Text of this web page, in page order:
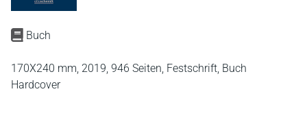
Buch
170X240 mm, 2019, 946 Seiten, Festschrift, Buch
Hardcover